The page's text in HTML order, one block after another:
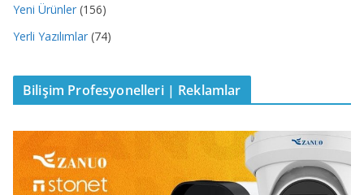
Yeni Ürünler (156)
Yerli Yazılımlar (74)
Bilişim Profesyonelleri | Reklamlar